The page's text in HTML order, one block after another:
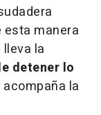
esta manera
la
detener lo
la